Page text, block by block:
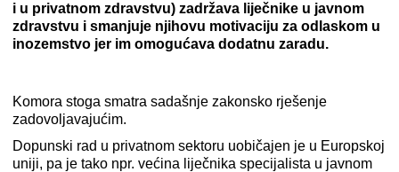
i u privatnom zdravstvu) zadržava liječnike u javnom
zdravstvu i smanjuje njihovu motivaciju za odlaskom u
inozemstvo jer im omogućava dodatnu zaradu.
Komora stoga smatra sadašnje zakonsko rješenje
zadovoljavajućim.
Dopunski rad u privatnom sektoru uobičajen je u Europskoj
uniji, pa je tako npr. većina liječnika specijalista u javnom